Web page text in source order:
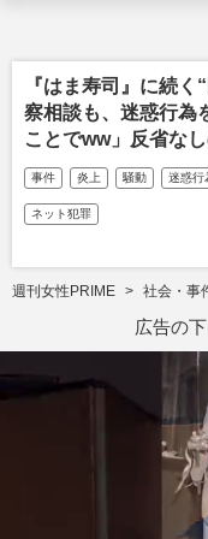
『はま寿司』に続
察相談も、迷惑行為
ことでww」反省な
事件 炎上 騒動 迷惑行
ネット犯罪
週刊女性PRIME 社会・事
広告の